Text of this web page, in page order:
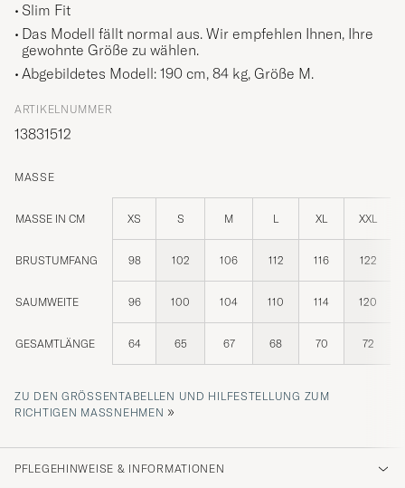
Slim Fit
Das Modell fällt normal aus. Wir empfehlen Ihnen, Ihre
gewohnte Größe zu wählen.
Abgebildetes Modell: 190 cm, 84 kg, Größe M.
ARTIKELNUMMER
13831512
MASSE
MASSE IN CM XS S M L XL XXL
BRUSTUMFANG 98 102 106 112 116 122
SAUMWEITE 96 100 104 110 114 120
GESAMTLÄNGE 64 65 67 68 70 72
ZU DEN GRÖSSENTABELLEN UND HILFESTELLUNG ZUM R
ICHTIGEN MASSNEHMEN
»
PFLEGEHINWEISE & INFORMATIONEN